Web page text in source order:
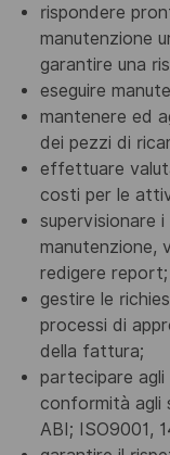
rispondere
manutenzione
garantire una
eseguire
mantenere ed
dei pezzi di
effettuare
costi per le
supervisionare
manutenzione,
redigere report;
gestire le
processi di
della fattura;
partecipare
conformità agli
ABI; ISO9001,